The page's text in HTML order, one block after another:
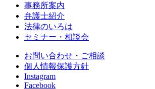
事務所案内
弁護士紹介
法律のいろは
セミナー・相談会
お問い合わせ・ご相談
個人情報保護方針
Instagram
Facebook